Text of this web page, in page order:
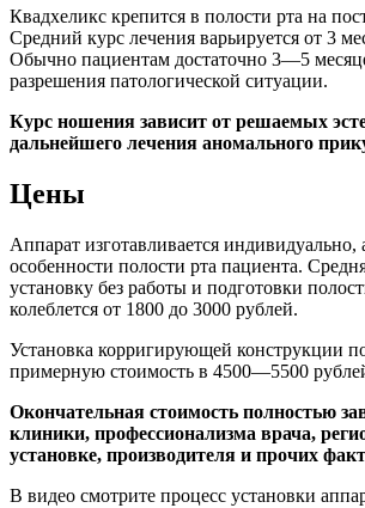
Квадхеликс крепится в полости рта на
Средний курс лечения варьируется от 3
Обычно пациентам достаточно 3—5
разрешения патологической ситуации.
Курс ношения зависит от решаемых
дальнейшего лечения аномального
Цены
Аппарат изготавливается индивидуально,
особенности полости рта пациента.
установку без работы и подготовки
колеблется от 1800 до 3000 рублей.
Установка корригирующей конструкции
примерную стоимость в 4500—5500
Окончательная стоимость полностью
клиники, профессионализма врача,
установке, производителя и прочих
В видео смотрите процесс установки